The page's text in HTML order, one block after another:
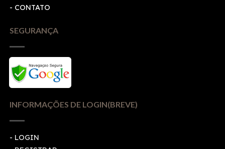
- CONTATO
SEGURANÇA
INFORMAÇÕES DE LOGIN(BREVE)
- LOGIN